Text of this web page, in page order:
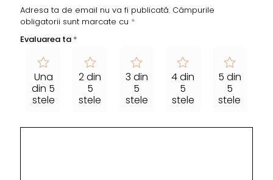
Adresa ta de email nu va fi publicată. Câmpurile
obligatorii sunt marcate cu *
Evaluarea ta *
Una
din 5
stele
2 din
5
stele
3 din
5
stele
4 din
5
stele
5 din
5
stele